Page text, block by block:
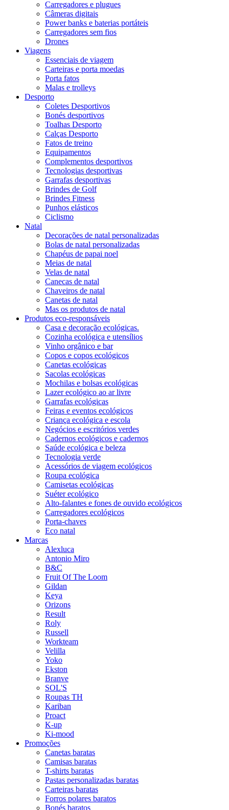
Carregadores e plugues
Câmeras digitais
Power banks e baterias portáteis
Carregadores sem fios
Drones
Viagens
Essenciais de viagem
Carteiras e porta moedas
Porta fatos
Malas e trolleys
Desporto
Coletes Desportivos
Bonés desportivos
Toalhas Desporto
Calças Desporto
Fatos de treino
Equipamentos
Complementos desportivos
Tecnologias desportivas
Garrafas desportivas
Brindes de Golf
Brindes Fitness
Punhos elásticos
Ciclismo
Natal
Decorações de natal personalizadas
Bolas de natal personalizadas
Chapéus de papai noel
Meias de natal
Velas de natal
Canecas de natal
Chaveiros de natal
Canetas de natal
Mas os produtos de natal
Produtos eco-responsáveis
Casa e decoração ecológicas.
Cozinha ecológica e utensílios
Vinho orgânico e bar
Copos e copos ecológicos
Canetas ecológicas
Sacolas ecológicas
Mochilas e bolsas ecológicas
Lazer ecológico ao ar livre
Garrafas ecológicas
Feiras e eventos ecológicos
Criança ecológica e escola
Negócios e escritórios verdes
Cadernos ecológicos e cadernos
Saúde ecológica e beleza
Tecnologia verde
Acessórios de viagem ecológicos
Roupa ecológica
Camisetas ecológicas
Suéter ecológico
Alto-falantes e fones de ouvido ecológicos
Carregadores ecológicos
Porta-chaves
Eco natal
Marcas
Alexluca
Antonio Miro
B&C
Fruit Of The Loom
Gildan
Keya
Orizons
Result
Roly
Russell
Workteam
Velilla
Yoko
Ekston
Branve
SOL'S
Roupas TH
Kariban
Proact
K-up
Ki-mood
Promoções
Canetas baratas
Camisas baratas
T-shirts baratas
Pastas personalizadas baratas
Carteiras baratas
Forros polares baratos
Bonés baratos